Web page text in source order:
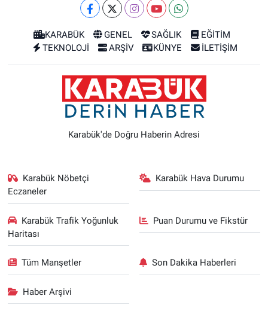
KARABÜK GENEL SAĞLIK
EĞİTİM
TEKNOLOJİ
ARŞİV KÜNYE İLETİŞİM
Karabük'de Doğru Haberin Adresi
Karabük Nöbetçi
Eczaneler
Karabük Hava Durumu
Karabük Trafik Yoğunluk
Haritası
Puan Durumu ve Fikstür
Tüm Manşetler Son Dakika Haberleri
Haber Arşivi